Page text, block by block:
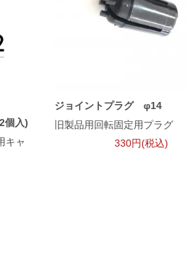
個入)
キャ
ジョイントプラグ φ14
旧製品用回転固定用プラグ
330円(税込)